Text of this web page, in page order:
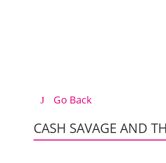
Go Back
CASH SAVAGE AND